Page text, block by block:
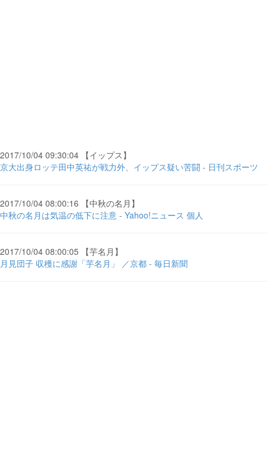
2017/10/04 09:30:04 【イップス】
京大出身ロッテ田中英祐が戦力外、イップス疑い苦闘 - 日刊スポーツ
2017/10/04 08:00:16 【中秋の名月】
中秋の名月は気温の低下に注意 - Yahoo!ニュース 個人
2017/10/04 08:00:05 【芋名月】
月見団子 収穫に感謝「芋名月」 ／京都 - 毎日新聞